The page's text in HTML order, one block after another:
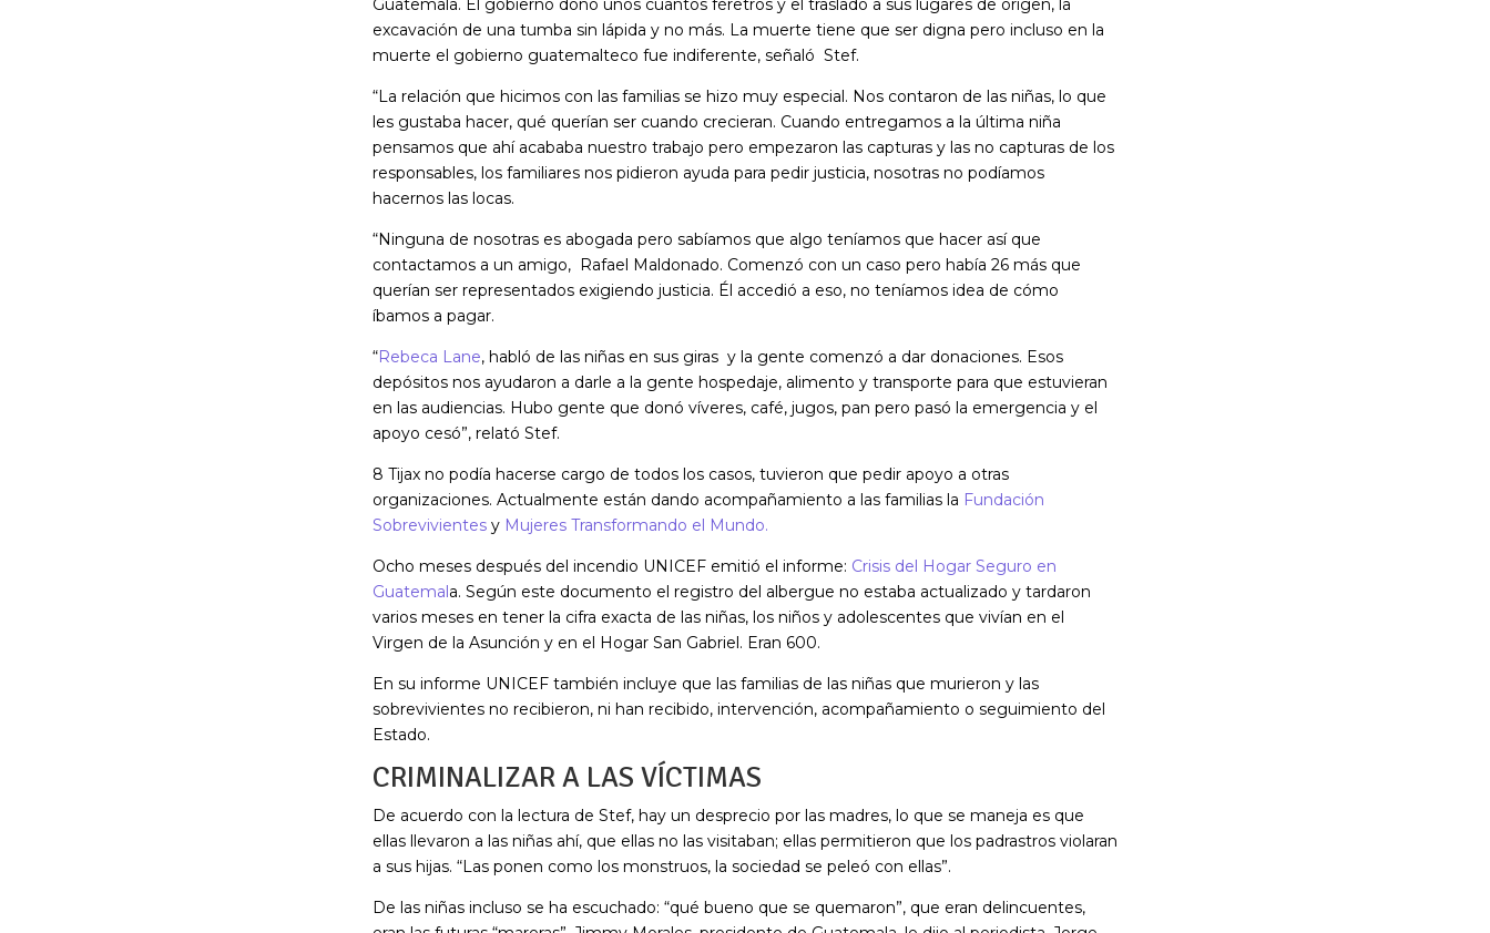
Guatemala. El gobierno donó unos cuantos féretros y el traslado a sus lugares de origen, la
excavación de una tumba sin lápida y no más. La muerte tiene que ser digna pero incluso en la
muerte el gobierno guatemalteco fue indiferente, señaló Stef.
“La relación que hicimos con las familias se hizo muy especial. Nos contaron de las niñas, lo que
les gustaba hacer, qué querían ser cuando crecieran. Cuando entregamos a la última niña
pensamos que ahí acababa nuestro trabajo pero empezaron las capturas y las no capturas de los
responsables, los familiares nos pidieron ayuda para pedir justicia, nosotras no podíamos
hacernos las locas.
“Ninguna de nosotras es abogada pero sabíamos que algo teníamos que hacer así que
contactamos a un amigo, Rafael Maldonado. Comenzó con un caso pero había 26 más que
querían ser representados exigiendo justicia. Él accedió a eso, no teníamos idea de cómo
íbamos a pagar.
“Rebeca Lane, habló de las niñas en sus giras y la gente comenzó a dar donaciones. Esos
depósitos nos ayudaron a darle a la gente hospedaje, alimento y transporte para que estuvieran
en las audiencias. Hubo gente que donó víveres, café, jugos, pan pero pasó la emergencia y el
apoyo cesó”, relató Stef.
8 Tijax no podía hacerse cargo de todos los casos, tuvieron que pedir apoyo a otras
organizaciones. Actualmente están dando acompañamiento a las familias la Fundación
Sobrevivientes y Mujeres Transformando el Mundo.
Ocho meses después del incendio UNICEF emitió el informe: Crisis del Hogar Seguro en
Guatemala. Según este documento el registro del albergue no estaba actualizado y tardaron
varios meses en tener la cifra exacta de las niñas, los niños y adolescentes que vivían en el
Virgen de la Asunción y en el Hogar San Gabriel. Eran 600.
En su informe UNICEF también incluye que las familias de las niñas que murieron y las
sobrevivientes no recibieron, ni han recibido, intervención, acompañamiento o seguimiento del
Estado.
CRIMINALIZAR A LAS VÍCTIMAS
De acuerdo con la lectura de Stef, hay un desprecio por las madres, lo que se maneja es que
ellas llevaron a las niñas ahí, que ellas no las visitaban; ellas permitieron que los padrastros violaran
a sus hijas. “Las ponen como los monstruos, la sociedad se peleó con ellas”.
De las niñas incluso se ha escuchado: “qué bueno que se quemaron”, que eran delincuentes,